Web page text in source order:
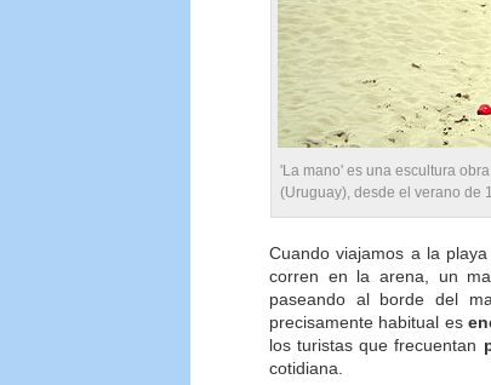
'La mano' es una escultura
(Uruguay), desde el verano de
Cuando viajamos a la
corren en la arena, un
paseando al borde del
precisamente habitual es
los turistas que frecuentan
cotidiana.